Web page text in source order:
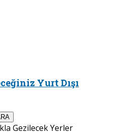
Yurt Dışı
Gezilecek Yerler